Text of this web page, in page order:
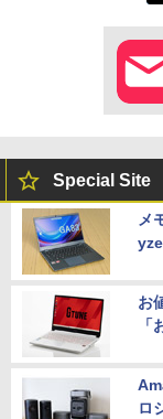
Special Site
メ
お
ロ